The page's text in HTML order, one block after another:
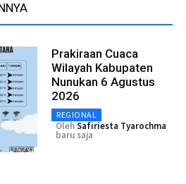
Prakiraan Cuaca
Wilayah Kabupaten
Nunukan 6 Agustus
2026
REGIONAL
OlehSafiriesta Tyarochma
baru saja